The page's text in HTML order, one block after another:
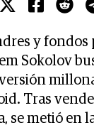
y
Sokolov
Tras
se metió en